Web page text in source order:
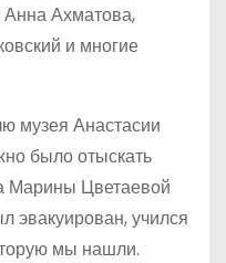
Анна Ахматова,
и многие
музея Анастасии
было отыскать
Марины Цветаевой
эвакуирован, учился
мы нашли.